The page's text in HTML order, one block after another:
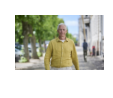
Billede